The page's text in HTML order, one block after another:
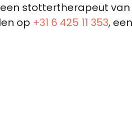
stottertherapeut
op +31 6 425 11 353,